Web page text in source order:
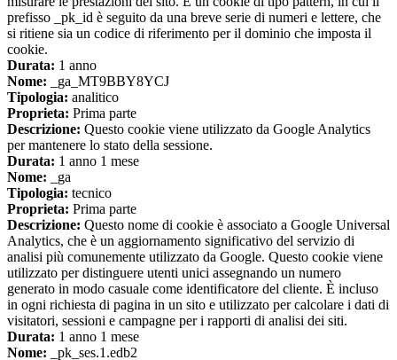
prefisso _pk_id è seguito da una breve serie di numeri e lettere, che
si ritiene sia un codice di riferimento per il dominio che imposta il
cookie.
Durata: 1 anno
Nome: _ga_MT9BBY8YCJ
Tipologia: analitico
Proprieta: Prima parte
Descrizione: Questo cookie viene utilizzato da Google Analytics
per mantenere lo stato della sessione.
Durata: 1 anno 1 mese
Nome: _ga
Tipologia: tecnico
Proprieta: Prima parte
Descrizione: Questo nome di cookie è associato a Google Universal
Analytics, che è un aggiornamento significativo del servizio di
analisi più comunemente utilizzato da Google. Questo cookie viene
utilizzato per distinguere utenti unici assegnando un numero
generato in modo casuale come identificatore del cliente. È incluso
in ogni richiesta di pagina in un sito e utilizzato per calcolare i dati di
visitatori, sessioni e campagne per i rapporti di analisi dei siti.
Durata: 1 anno 1 mese
Nome: _pk_ses.1.edb2